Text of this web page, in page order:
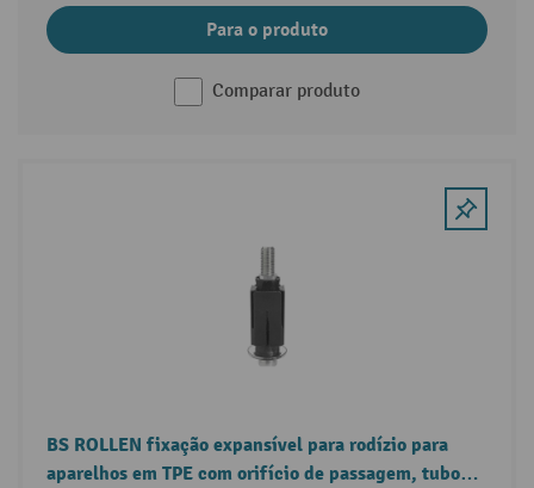
Para o produto
Comparar produto
BS ROLLEN fixação expansível para rodízio para
aparelhos em TPE com orifício de passagem, tubo